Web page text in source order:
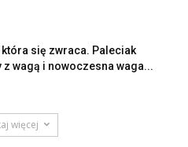
która się zwraca. Paleciak
z wagą i nowoczesna waga...
więcej